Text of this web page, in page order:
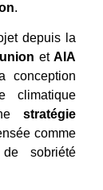
.
depuis la
etAIA
conception
climatique
stratégie
comme
sobriété